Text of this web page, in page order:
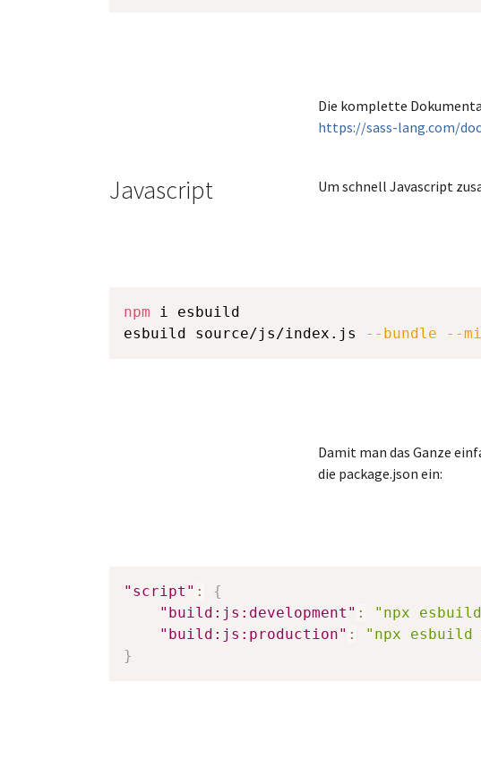
Die komplette
https://sass-lang.com/
Javascript Um schnell Javascript
npm i esbuild
esbuild source/js/index.js
--bundle --
Damit man das Ganze
die package.json ein:
"script" :
{
"build:js:development" :
"npx
"build:js:production" : "npx
}